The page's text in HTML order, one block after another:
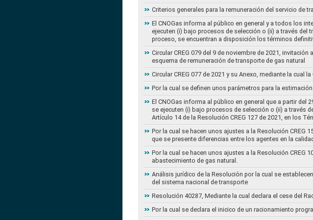
Criterios generales para la remuneración del servicio de
El CNOGas informa al público en general y a todos los
ejecuten (i) bajo procesos de selección o (ii) a través del
proceso, se encuentran a disposición los términos
Circular CREG 079 del 9 de noviembre de 2021,
esquema de remuneración de transporte de gas natural
Circular CREG 077 de 2021 y su Anexo, mediante la cual
Por la cual se definen unos parámetros para la
El CNOGas informa al público en general que a partir
se ejecuten (i) bajo procesos de selección o (ii) a través
Artículo 14 de la Resolución CREG 127 de 2021, en los
Por la cual se hacen unos ajustes a la Resolución CREG
que se presente diferencias entre los agentes en la
Por la cual se hacen unos ajustes a la Resolución CREG
abastecimiento de gas natural.
Análisis jurídico de la Resolución por la cual se
del sistema nacional de transporte
Resolución 40287, Mediante la cual declara el cese del
Por la cual se declara el inicico de un racionamiento